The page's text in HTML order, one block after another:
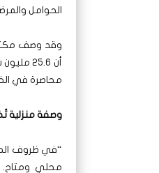
الحوامل
محاصرة في
وصفة منزلية
“في ظروف
محلي ومتاح. و